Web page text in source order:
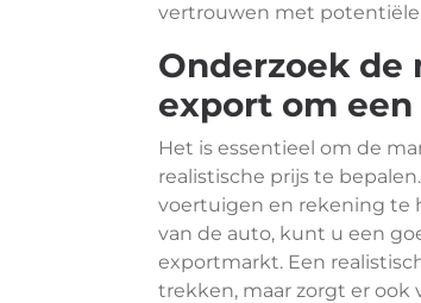
vertrouwen met
Onderzoek de
export om
Het is essentieel om de
realistische prijs te
voertuigen en rekening te
van de auto, kunt u een
exportmarkt. Een
trekken, maar zorgt er